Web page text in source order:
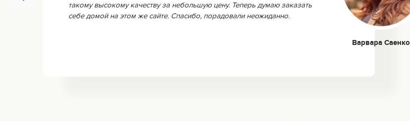
такому высокому качеству за небольшую цену. Теперь думаю заказать
себе домой на этом же сайте. Спасибо, порадовали неожиданно.
Варвара Саенко